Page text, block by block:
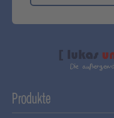
Produkte